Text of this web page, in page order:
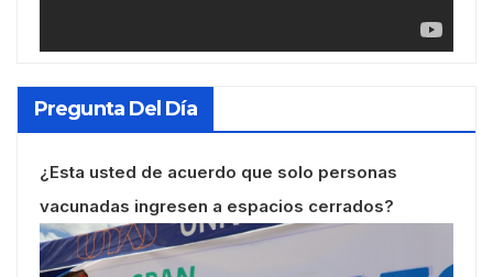
Pregunta Del Día
¿Esta usted de acuerdo que solo personas
vacunadas ingresen a espacios cerrados?